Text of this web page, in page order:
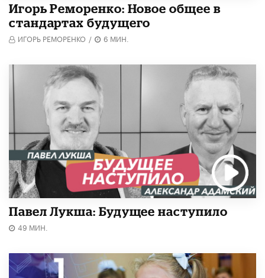
Игорь Реморенко: Новое общее в
стандартах будущего
ИГОРЬ РЕМОРЕНКО / 6 МИН.
Павел Лукша: Будущее наступило
49 МИН.